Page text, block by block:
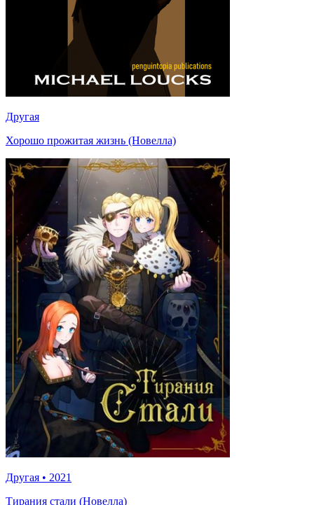
Другая
Хорошо прожитая жизнь (Новелла)
Другая • 2021
Тирания стали (Новелла)